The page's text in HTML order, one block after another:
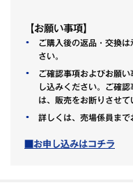
【お願い事項】
ご購入後の返品・交換
さい。
ご確認事項およびお願
し込みください。ご確
は、販売をお断りさせて
詳しくは、売場係員まで
■お申し込みはコチラ